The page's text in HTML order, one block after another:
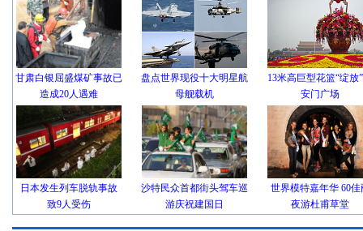
甘肃白银屈盛煤矿事故已
造成20人遇难
盘点世界现役十大明星航
母舰载机
13米高巨型花篮“绽放
安门广场
日本发生列车脱轨事故
致9人受伤
沙特民众首都街头驾车巡
游庆祝建国日
世界模特嘉年华 60佳
夜游杜甫草堂